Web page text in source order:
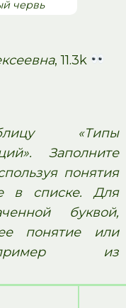
червь
, 11.3k
«Типы
Заполните
понятия
в списке. Для
буквой,
понятие или
пример из